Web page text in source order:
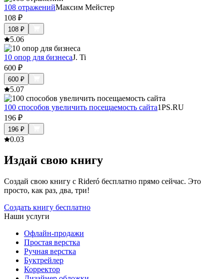
108 отраженийМаксим Мейстер
108 ₽
108 ₽
5.06
10 опор для бизнесаJ. Ti
600 ₽
600 ₽
5.07
100 способов увеличить посещаемость сайта1PS.RU
196 ₽
196 ₽
0.03
Издай свою книгу
Создай свою книгу с Rideró бесплатно прямо сейчас. Это
просто, как раз, два, три!
Создать книгу бесплатно
Наши услуги
Офлайн-продажи
Простая верстка
Ручная верстка
Буктрейлер
Корректор